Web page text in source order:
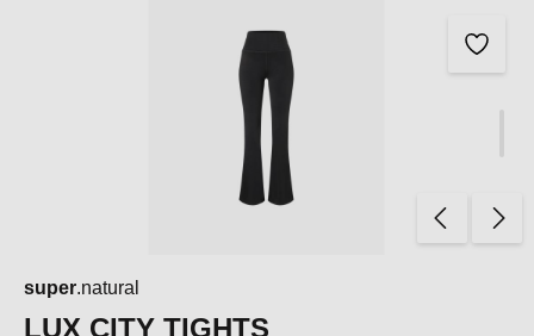
super.natural
LUX CITY TIGHTS